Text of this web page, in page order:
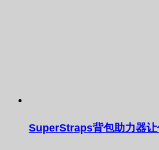
SuperStraps背包助力器